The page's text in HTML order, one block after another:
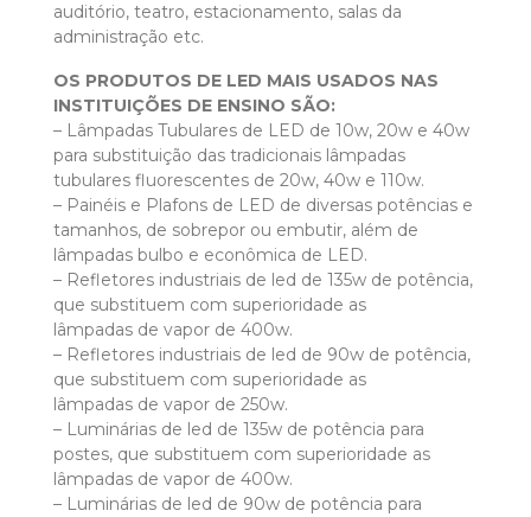
auditório, teatro, estacionamento, salas da
administração etc.
OS PRODUTOS DE LED MAIS USADOS NAS
INSTITUIÇÕES DE ENSINO SÃO:
– Lâmpadas Tubulares de LED de 10w, 20w e 40w
para substituição das tradicionais lâmpadas
tubulares fluorescentes de 20w, 40w e 110w.
– Painéis e Plafons de LED de diversas potências e
tamanhos, de sobrepor ou embutir, além de
lâmpadas bulbo e econômica de LED.
– Refletores industriais de led de 135w de potência,
que substituem com superioridade as
lâmpadas de vapor de 400w.
– Refletores industriais de led de 90w de potência,
que substituem com superioridade as
lâmpadas de vapor de 250w.
– Luminárias de led de 135w de potência para
postes, que substituem com superioridade as
lâmpadas de vapor de 400w.
– Luminárias de led de 90w de potência para